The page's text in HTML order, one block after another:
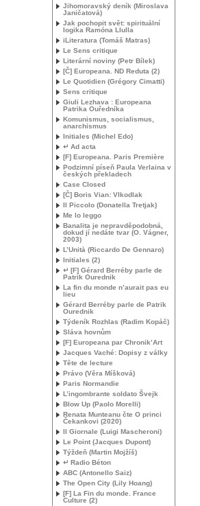
Jihomoravský deník (Miroslava
Janičatová)
Jak pochopit svět: spirituální
logika Ramóna Llulla
iLiteratura (Tomáš Matras)
Le Sens critique
Literární noviny (Petr Bílek)
[Č] Europeana. ND Reduta (2)
Le Quotidien (Grégory Cimatti)
Sens critique
Giuli Lezhava : Europeana
Patrika Ouředníka
Komunismus, socialismus,
anarchismus
Initiales (Michel Edo)
↵ Ad acta
[F] Europeana. Paris Première
Podzimní píseň Paula Verlaina v
českých překladech
Case Closed
[Č] Boris Vian: Vlkodlak
Il Piccolo (Donatella Tretjak)
Me lo leggo
Banalita je nepravděpodobná,
dokud jí nedáte tvar (O. Vágner,
2003)
L’Unità (Riccardo De Gennaro)
Initiales (2)
↵ [F] Gérard Berréby parle de
Patrik Ourednik
La fin du monde n’aurait pas eu
lieu
Gérard Berréby parle de Patrik
Ourednik
Týdeník Rozhlas (Radim Kopáč)
Sláva hovnům
[F] Europeana par Chronik’Art
Jacques Vaché: Dopisy z války
Tête de lecture
Právo (Věra Míšková)
Paris Normandie
L’ingombrante soldato Švejk
Blow Up (Paolo Morelli)
Renata Munteanu čte O princi
Čekankovi (2020)
Il Giornale (Luigi Mascheroni)
Le Point (Jacques Dupont)
Týždeň (Martin Mojžíš)
↵ Radio Béton
ABC (Antonello Saiz)
The Open City (Lily Hoang)
[F] La Fin du monde. France
Culture (2)